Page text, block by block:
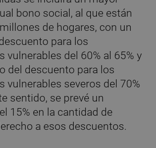
bono social, al que están
de hogares, con un
para los
vulnerables del 60% al 65% y
del descuento para los
vulnerables severos del 70%
sentido, se prevé un
15% en la cantidad de
a esos descuentos.